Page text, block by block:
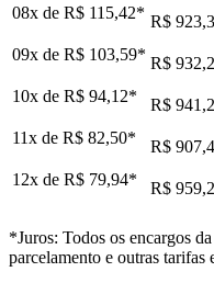
08x de R$ 115,42* R$
09x de R$ 103,59* R$
10x de R$ 94,12*
R$
11x de R$ 82,50*
R$
12x de R$ 79,94* R$
*Juros: Todos os encargos
parcelamento e outras tarifas